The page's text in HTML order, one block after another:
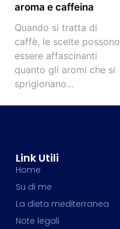
aroma e caffeina
Quando si tratta di
caffè, le scelte possono
essere affascinanti
quanto gli aromi che si
sprigionano...
Link Utili
Home
Su di me
La dieta mediterranea
Note legali